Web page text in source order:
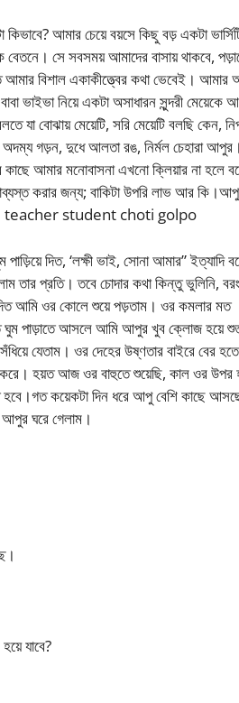
আমার চেয়ে বয়সে কিছু বড় একটা
বেতনে। সে সবসময় আমাদের বাসায় থাকবে,
বিশাল একাকীত্ত্বের কথা ভেবেই। আমার
ভাইভা নিয়ে একটা অসাধারন সুন্দরী মেয়েকে
যা বোঝায় মেয়েটি, সরি মেয়েটি বলছি কেন,
গড়ন, দুধে আলতা রঙ, নির্মল চেহারা আপুর।
আমার মনোবাসনা এখনো ক্লিয়ার না হলে
করার জন্য; বাকিটা উপরি লাভ আর কি।আপু
teacher student choti golpo
দিত, ‘লক্ষী ভাই, সোনা আমার” ইত্যাদি
তার প্রতি। তবে চোদার কথা কিন্তু ভুলিনি, বরং
আমি ওর কোলে শুয়ে পড়তাম। ওর কমলার মত
ঘুম পাড়াতে আসলে আমি আপুর খুব ক্লোজ হয়ে
যেতাম। ওর দেহের উষ্ণতার বাইরে বের
হয়ত আজ ওর বাহুতে শুয়েছি, কাল ওর উপর
হবে।গত কয়েকটা দিন ধরে আপু বেশি কাছে
ঘরে গেলাম।
যাবে?